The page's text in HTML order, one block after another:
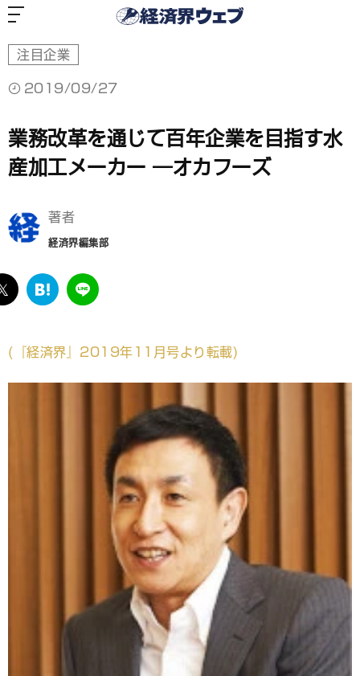
注目企業
2019/09/27
業務改革を通じて百年企業を目指す水
産加工メーカー ―オカフーズ
著者
経済界編集部
twitter
は
ブ
ッ
LINE
( 『経済界』2019年11月号より転載)